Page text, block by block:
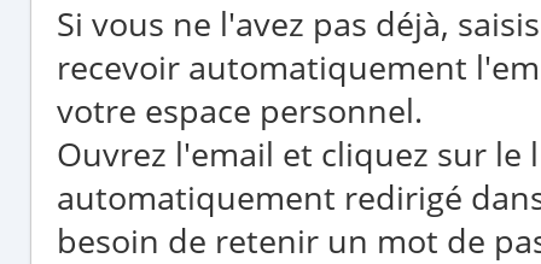
Si vous ne l'avez pas déjà,
recevoir automatiquement
votre espace personnel.
Ouvrez l'email et cliquez sur le
automatiquement redirigé
besoin de retenir un mot de